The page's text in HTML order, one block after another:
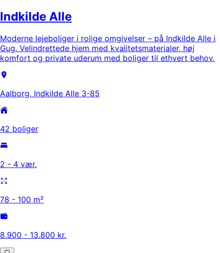
Indkilde Alle
Moderne lejeboliger i rolige omgivelser – på Indkilde Alle i
Gug. Velindrettede hjem med kvalitetsmaterialer, høj
komfort og private uderum med boliger til ethvert behov.
Aalborg, Indkilde Alle 3-85
42 boliger
2 - 4 vær.
78 - 100 m²
8.900 - 13.800 kr.